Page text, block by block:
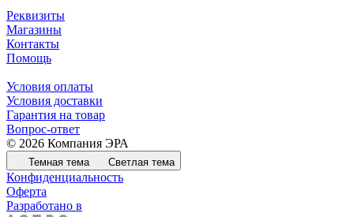
Реквизиты
Магазины
Контакты
Помощь
Условия оплаты
Условия доставки
Гарантия на товар
Вопрос-ответ
© 2026 Компания ЭРА
Темная тема Светлая тема
Конфиденциальность
Оферта
Разработано в